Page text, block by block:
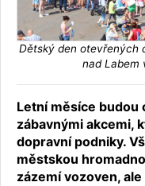
Dětský den otevřených
nad Labem
Letní měsíce
zábavnými akcemi,
dopravní podniky.
městskou
zázemí vozoven,